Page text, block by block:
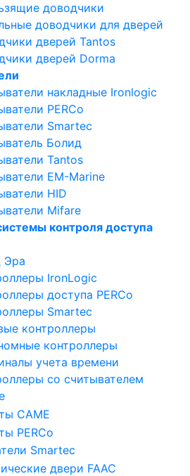
доводчики
доводчики для дверей
дверей Tantos
дверей Dorma
накладные Ironlogic
PERCo
Smartec
Болид
Tantos
EM-Marine
HID
Mifare
контроля доступа
Эра
IronLogic
доступа PERCo
Smartec
контроллеры
контроллеры
учета времени
со считывателем